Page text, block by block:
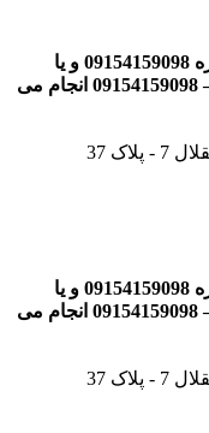
تا اطلاع ثانوی فروش از طریق ایتا با شماره 09154159098 و یا
تماس تلفنی با شماره های 05136022032 – 09154159098 انجام می
37
تا اطلاع ثانوی فروش از طریق ایتا با شماره 09154159098 و یا
تماس تلفنی با شماره های 05136022032 – 09154159098 انجام می
37